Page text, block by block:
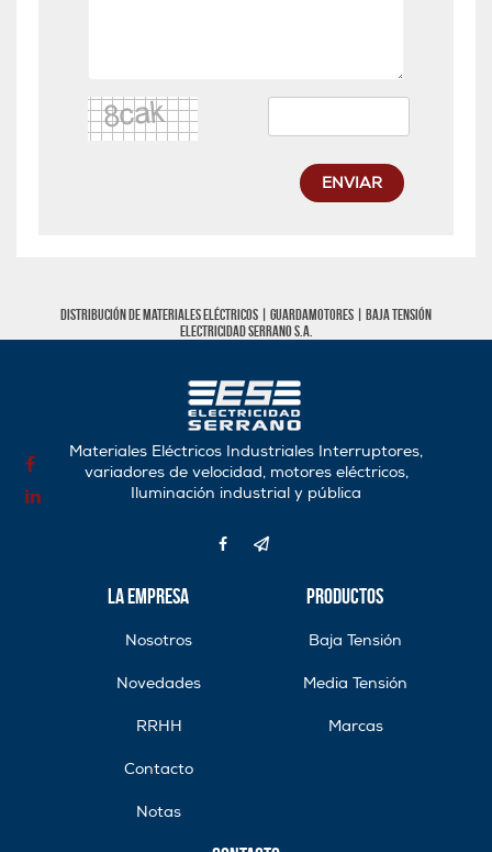
ENVIAR
Distribución de materiales eléctricos | Guardamotores | Baja tensión
Electricidad Serrano S.A.
Materiales Eléctricos Industriales Interruptores,
variadores de velocidad, motores eléctricos,
Iluminación industrial y pública
La Empresa
Nosotros
Novedades
RRHH
Contacto
Notas
Productos
Baja Tensión
Media Tensión
Marcas